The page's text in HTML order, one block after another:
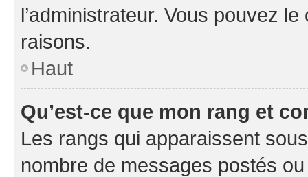
l’administrateur. Vous pouvez
raisons.
Haut
Qu’est-ce que mon rang et
Les rangs qui apparaissent
nombre de messages postés